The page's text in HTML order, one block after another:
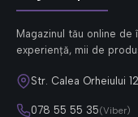
Magazinul tău online
experiență, mii de
Str. Calea Orheiului
078 55 55 35(Viber)